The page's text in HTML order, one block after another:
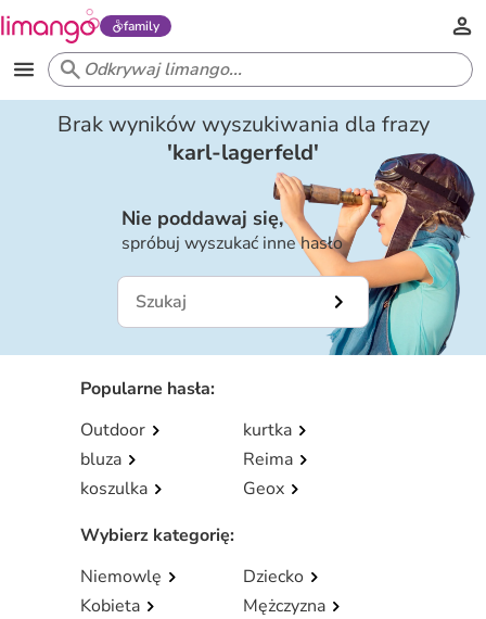
family
Brak wyników wyszukiwania dla frazy
'karl-lagerfeld'
Nie poddawaj się,
spróbuj wyszukać inne hasło
Popularne hasła:
Outdoor
kurtka
bluza
Reima
koszulka
Geox
Wybierz kategorię:
Niemowlę
Dziecko
Kobieta
Mężczyzna